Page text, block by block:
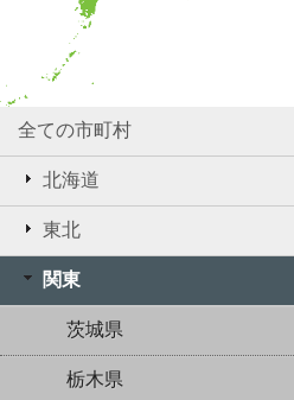
全ての市町村
北海道
東北
関東
茨城県
栃木県